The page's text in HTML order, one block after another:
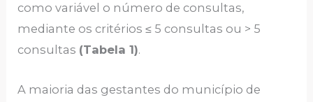
como variável o número de consultas,
mediante os critérios ≤ 5 consultas ou > 5
consultas (Tabela 1).
A maioria das gestantes do município de